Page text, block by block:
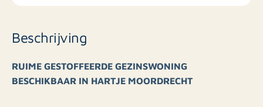
Beschrijving
RUIME GESTOFFEERDE GEZINSWONING
BESCHIKBAAR IN HARTJE MOORDRECHT